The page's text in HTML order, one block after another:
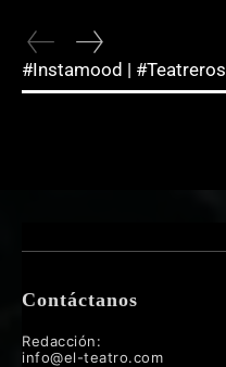
#Instamood | #Teatreros
Contáctanos
Redacción:
info@el-teatro.com